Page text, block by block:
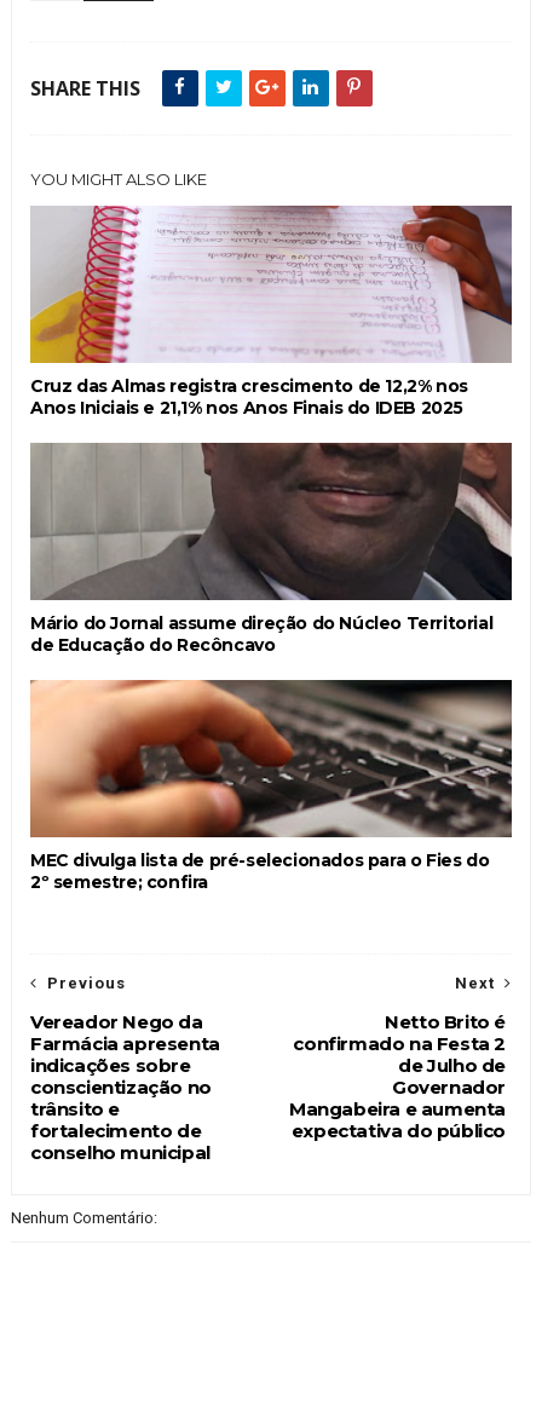
SHARE THIS
YOU MIGHT ALSO LIKE
Cruz das Almas registra crescimento de 12,2% nos
Anos Iniciais e 21,1% nos Anos Finais do IDEB 2025
Mário do Jornal assume direção do Núcleo Territorial
de Educação do Recôncavo
MEC divulga lista de pré-selecionados para o Fies do
2º semestre; confira
Next
Netto Brito é
confirmado na Festa 2
de Julho de
Governador
Mangabeira e aumenta
expectativa do público
Previous
Vereador Nego da
Farmácia apresenta
indicações sobre
conscientização no
trânsito e
fortalecimento de
conselho municipal
Nenhum Comentário: